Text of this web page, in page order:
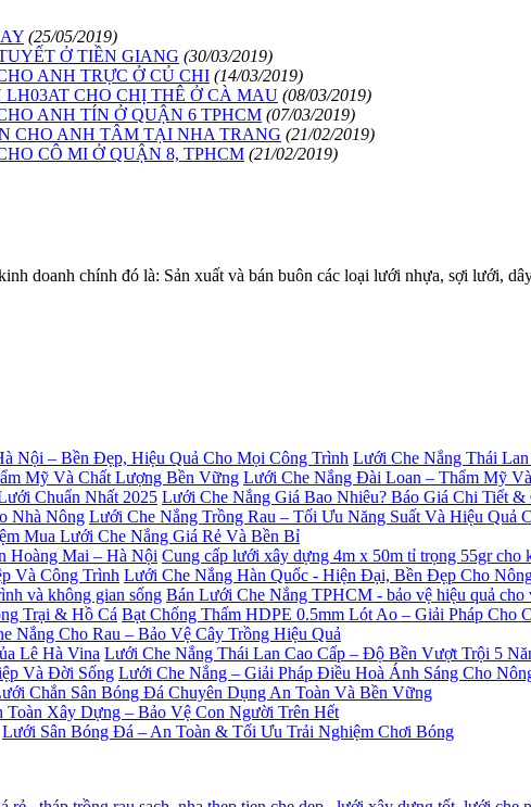
(25/05/2019)
Ở TIỀN GIANG (30/03/2019)
ANH TRỰC Ở CỦ CHI (14/03/2019)
CHO CHỊ THÊ Ở CÀ MAU (08/03/2019)
ANH TÍN Ở QUẬN 6 TPHCM (07/03/2019)
CHO ANH TÂM TẠI NHA TRANG (21/02/2019)
CÔ MI Ở QUẬN 8, TPHCM (21/02/2019)
doanh chính đó là: Sản xuất và bán buôn các loại lưới nhựa, sợi
Lưới Che Nắng Thái
Lưới Che Nắng Đài Loan – Thẩm Mỹ
Lưới Che Nắng Giá Bao Nhiêu? Báo Giá Chi Tiết
Lưới Che Nắng Trồng Rau – Tối Ưu Năng Suất Và Hiệu Quả
Mua Lưới Che Nắng Giá Rẻ Và Bền Bỉ
Cung cấp lưới xây dựng 4m x 50m tỉ trọng 55gr cho
Lưới Che Nắng Hàn Quốc - Hiện Đại, Bền Đẹp Cho
Bán Lưới Che Nắng TPHCM - bảo vệ hiệu quả
Bạt Chống Thấm HDPE 0.5mm Lót Ao – Giải Pháp Cho
Nắng Cho Rau – Bảo Vệ Cây Trồng Hiệu Quả
Lưới Che Nắng Thái Lan Cao Cấp – Độ Bền Vượt Trội 5
Lưới Che Nắng – Giải Pháp Điều Hoà Ánh Sáng Cho
Chắn Sân Bóng Đá Chuyên Dụng An Toàn Và Bền Vững
Toàn Xây Dựng – Bảo Vệ Con Người Trên Hết
Lưới Sân Bóng Đá – An Toàn & Tối Ưu Trải Nghiệm Chơi Bóng